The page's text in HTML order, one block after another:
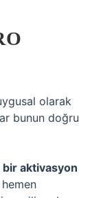
olarak
bunun doğru
aktivasyon